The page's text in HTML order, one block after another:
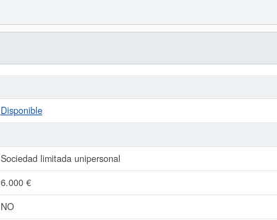
Disponible
Sociedad limitada unipersonal
6.000 €
NO